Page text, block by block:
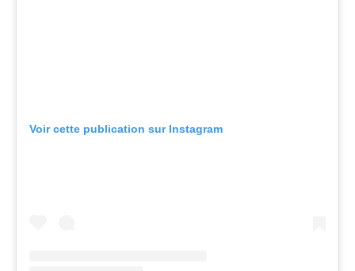
Voir cette publication sur Instagram